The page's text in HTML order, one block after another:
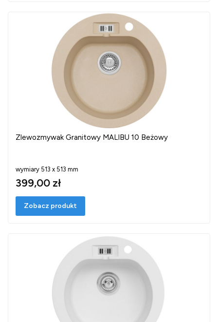
Zlewozmywak Granitowy MALIBU 10 Beżowy
wymiary 513 x 513 mm
399,00 zł
Zobacz produkt